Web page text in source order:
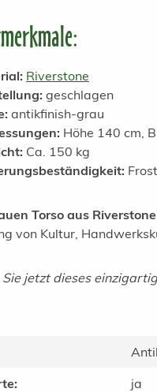
Riverstone
geschlagen
antikfinish-grau
Höhe 140 cm,
Ca. 150 kg
Torso aus Riverstone
von Kultur,
jetzt dieses
ja